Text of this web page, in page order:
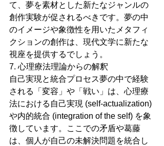
て、夢を素材とした新たなジャンルの
創作実験が促されるべきです。夢の中
のイメージや象徴性を用いたメタフィ
クションの創作は、現代文学に新たな
視座を提供するでしょう。
7. 心理療法理論からの解釈
自己実現と統合プロセス夢の中で経験
される「変容」や「戦い」は、心理療
法における自己実現 (self-actualization)
や内的統合 (integration of the self) を象
徴しています。ここでの矛盾や葛藤
は、個人が自己の未解決問題を統合し